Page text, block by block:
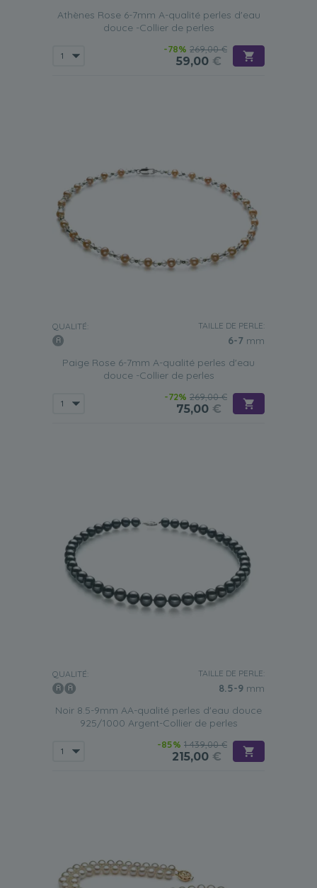
Athènes Rose 6-7mm A-qualité perles d'eau
douce -Collier de perles
-78% 269,00 €
59,00 €
QUALITÉ: TAILLE DE PERLE:
6-7 mm
Paige Rose 6-7mm A-qualité perles d'eau
douce -Collier de perles
-72% 269,00 €
75,00 €
QUALITÉ: TAILLE DE PERLE:
8.5-9 mm
Noir 8.5-9mm AA-qualité perles d'eau douce
925/1000 Argent-Collier de perles
-85% 1 439,00 €
215,00 €